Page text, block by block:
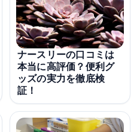
ナースリーの口コミは
本当に高評価？便利グ
ッズの実力を徹底検
証！